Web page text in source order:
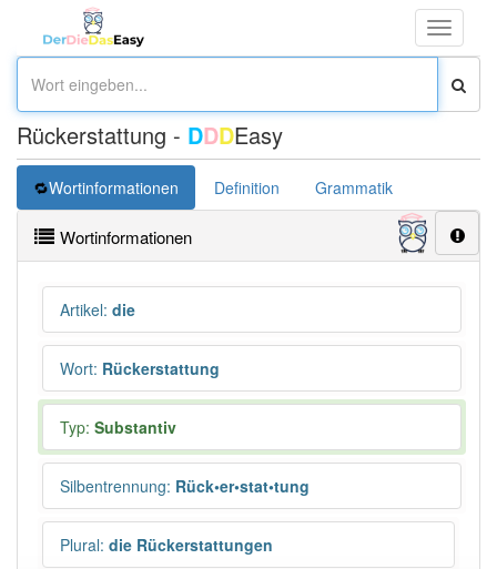
Toggle
Rückerstattung - DDDEasy
Wortinformationen Definition Grammatik
Wortinformationen
Artikel: die
Wort: Rückerstattung
Typ: Substantiv
Silbentrennung: Rück•er•stat•tung
Plural: die Rückerstattungen